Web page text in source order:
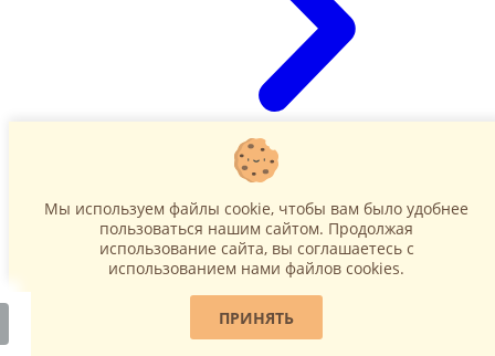
Наружные блоки
Мы используем файлы cookie, чтобы вам было удобнее
пользоваться нашим сайтом. Продолжая
использование сайта, вы соглашаетесь c
использованием нами файлов cookies.
ПРИНЯТЬ